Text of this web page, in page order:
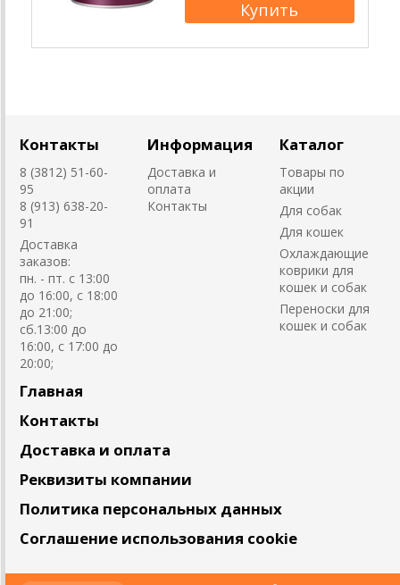
Контакты
8 (3812) 51-60-
95
8 (913) 638-20-
91
Доставка
заказов:
пн. - пт. с 13:00
до 16:00, с 18:00
до 21:00;
сб.13:00 до
16:00, с 17:00 до
20:00;
Информация
Доставка и
оплата
Контакты
Каталог
Товары по
акции
Для собак
Для кошек
Охлаждающие
коврики для
кошек и собак
Переноски для
кошек и собак
Главная
Контакты
Доставка и оплата
Реквизиты компании
Политика персональных данных
Соглашение использования cookie